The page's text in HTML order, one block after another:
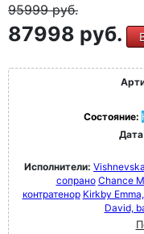
95999руб.
87998 руб.
Состояние:
Исполнители:
сопрано Chance
контратенор Kirkby
David,